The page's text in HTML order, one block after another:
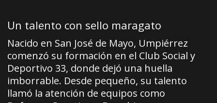
Un talento con sello maragato
Nacido en San José de Mayo, Umpiérrez
comenzó su formación en el Club Social y
Deportivo 33, donde dejó una huella
imborrable. Desde pequeño, su talento
llamó la atención de equipos como